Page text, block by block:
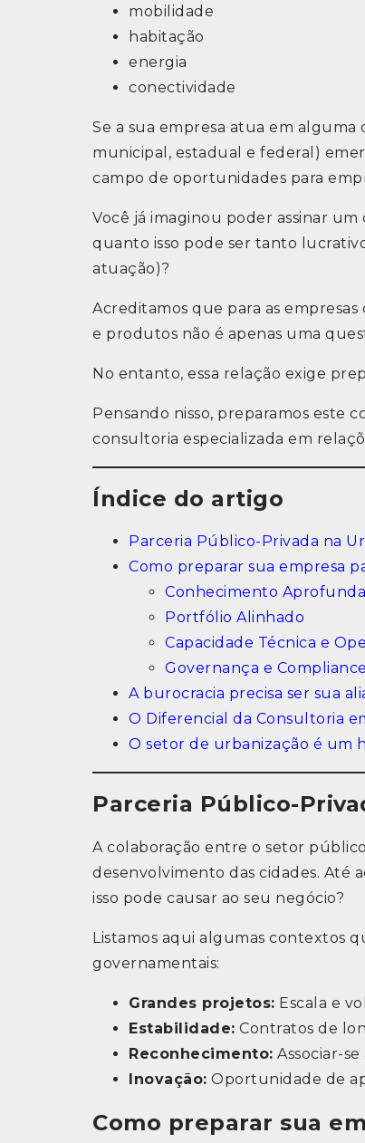
mobilidade
habitação
energia
conectividade
Se a sua empresa atua em alguma
municipal, estadual e federal)
campo de oportunidades para
Você já imaginou poder assinar
quanto isso pode ser tanto
atuação)?
Acreditamos que para as
e produtos não é apenas uma
No entanto, essa relação exige
Pensando nisso, preparamos este
consultoria especializada em
Índice do artigo
Parceria Público-Privada na
Como preparar sua empresa
Conhecimento
Portfólio Alinhado
Capacidade Técnica e
Governança e Compliance
A burocracia precisa ser sua
O Diferencial da Consultoria
O setor de urbanização é um
Parceria Público-
A colaboração entre o setor
desenvolvimento das cidades. Até
isso pode causar ao seu negócio?
Listamos aqui algumas contextos
governamentais:
Grandes projetos: Escala e
Estabilidade: Contratos de
Reconhecimento: Associar-
Inovação: Oportunidade de
Como preparar sua